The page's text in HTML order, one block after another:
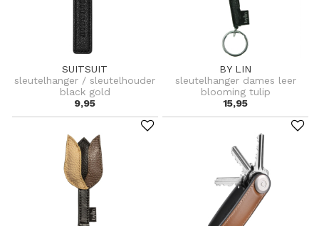
SUITSUIT
sleutelhanger / sleutelhouder
black gold
9,95
BY LIN
sleutelhanger dames leer
blooming tulip
15,95